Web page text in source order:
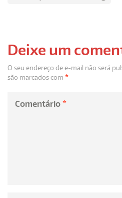
Deixe um
O seu endereço de e-mail não será
são marcados com *
Comentário *